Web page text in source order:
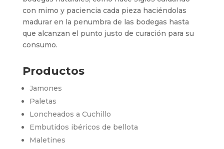
con mimo y paciencia cada pieza haciéndolas
madurar en la penumbra de las bodegas hasta
que alcanzan el punto justo de curación para su
consumo.
Productos
Jamones
Paletas
Loncheados a Cuchillo
Embutidos ibéricos de bellota
Maletines